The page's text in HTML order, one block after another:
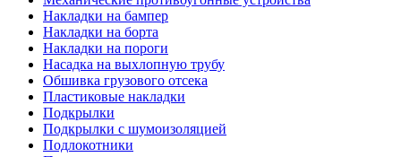
Накладки на бампер
Накладки на борта
Накладки на пороги
Насадка на выхлопную трубу
Обшивка грузового отсека
Пластиковые накладки
Подкрылки
Подкрылки с шумоизоляцией
Подлокотники